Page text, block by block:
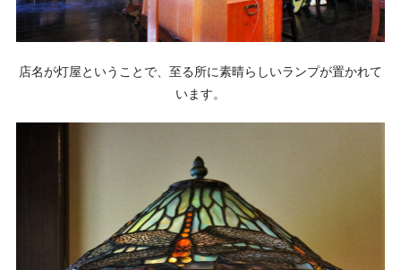
店名が灯屋ということで、至る所に素晴らしいランプが置かれて
います。